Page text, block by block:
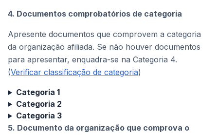
4. Documentos comprobatórios de categoria
Apresente documentos que comprovem a categoria
da organização afiliada. Se não houver documentos
para apresentar, enquadra-se na Categoria 4.
(Verificar classificação de categoria)
Categoria 1
Categoria 2
Categoria 3
5. Documento da organização que comprova o